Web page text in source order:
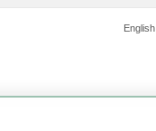
English